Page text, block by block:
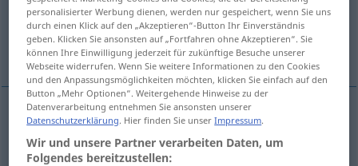
(Für mehr Details die Übersetzung anklicken/antippen)
farast fyrir
unterbleiben
personalisierter Werbung dienen, werden nur gespeichert, wenn Sie uns
durch einen Klick auf den „Akzeptieren“-Button Ihr Einverständnis
geben. Klicken Sie ansonsten auf „Fortfahren ohne Akzeptieren“. Sie
können Ihre Einwilligung jederzeit für zukünftige Besuche unserer
Webseite widerrufen. Wenn Sie weitere Informationen zu den Cookies
und den Anpassungsmöglichkeiten möchten, klicken Sie einfach auf den
Button „Mehr Optionen“. Weitergehende Hinweise zu der
Datenverarbeitung entnehmen Sie ansonsten unserer
Datenschutzerklärung. Hier finden Sie unserImpressum.
Wir und unsere Partner verarbeiten Daten, um
Folgendes bereitzustellen: